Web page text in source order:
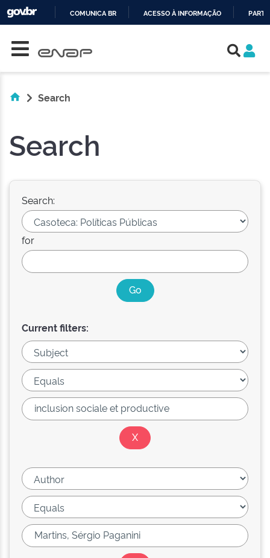
COMUNICA BR ACESSO À INFORMAÇÃO
Search
Search
Search:
for
Current filters: